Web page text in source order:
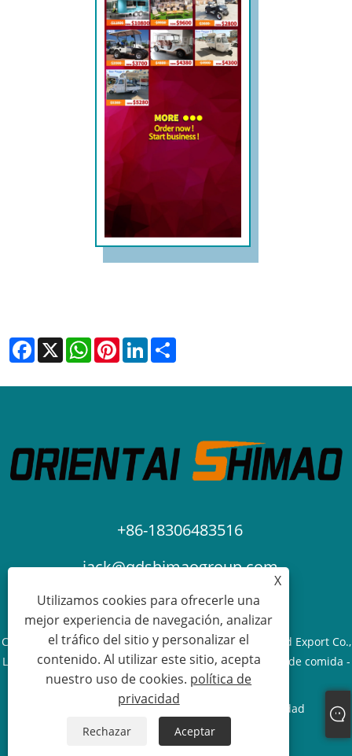
Facebook
X WhatsAppPinterestLinkedIn
+86-18306483516
jack@qdshimaogroup.com
Copyright © 2023 Qingdao Oriental Shimao Import and Export Co.,
Ltd. - Camión de comida, remolque de comida, carrito de comida -
Todos los derechos reservados.
Sitemap RSS XML política de privacidad
X
Utilizamos cookies para ofrecerle una
mejor experiencia de navegación, analizar
el tráfico del sitio y personalizar el
contenido. Al utilizar este sitio, acepta
nuestro uso de cookies. política de
privacidad
Rechazar Aceptar